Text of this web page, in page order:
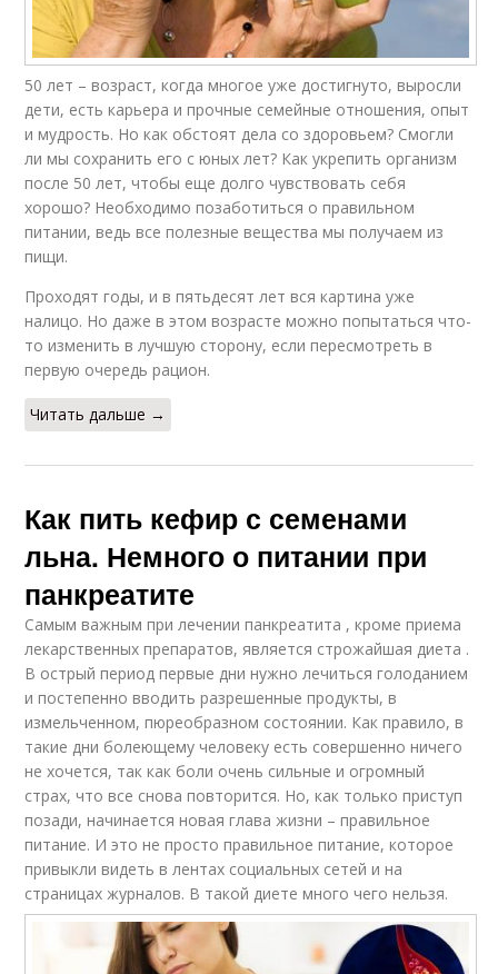
50 лет – возраст, когда многое уже достигнуто, выросли
дети, есть карьера и прочные семейные отношения, опыт
и мудрость. Но как обстоят дела со здоровьем? Смогли
ли мы сохранить его с юных лет? Как укрепить организм
после 50 лет, чтобы еще долго чувствовать себя
хорошо? Необходимо позаботиться о правильном
питании, ведь все полезные вещества мы получаем из
пищи.
Проходят годы, и в пятьдесят лет вся картина уже
налицо. Но даже в этом возрасте можно попытаться что-
то изменить в лучшую сторону, если пересмотреть в
первую очередь рацион.
Читать дальше →
Как пить кефир с семенами
льна. Немного о питании при
панкреатите
Самым важным при лечении панкреатита , кроме приема
лекарственных препаратов, является строжайшая диета .
В острый период первые дни нужно лечиться голоданием
и постепенно вводить разрешенные продукты, в
измельченном, пюреобразном состоянии. Как правило, в
такие дни болеющему человеку есть совершенно ничего
не хочется, так как боли очень сильные и огромный
страх, что все снова повторится. Но, как только приступ
позади, начинается новая глава жизни – правильное
питание. И это не просто правильное питание, которое
привыкли видеть в лентах социальных сетей и на
страницах журналов. В такой диете много чего нельзя.